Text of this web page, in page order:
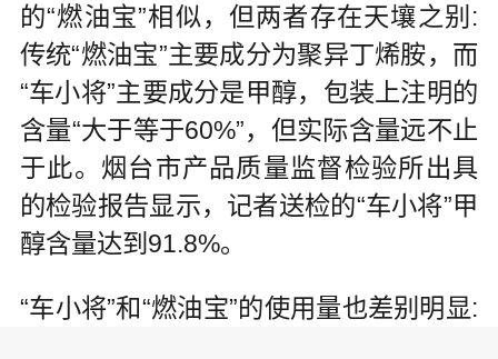
的“燃油宝”相似，但两者存在天壤之别:
传统“燃油宝”主要成分为聚异丁烯胺，而
“车小将”主要成分是甲醇，包装上注明的
含量“大于等于60%”，但实际含量远不止
于此。烟台市产品质量监督检验所出具
的检验报告显示，记者送检的“车小将”甲
醇含量达到91.8%。
“车小将”和“燃油宝”的使用量也差别明显: